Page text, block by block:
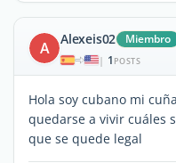
A Alexeis02 Miembro
| 1 POSTS
Hola soy cubano mi
quedarse a vivir cuáles
que se quede legal